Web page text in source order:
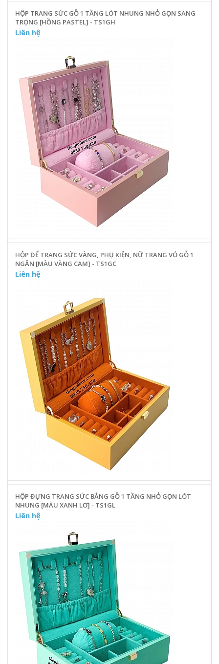
HỘP TRANG SỨC GỖ 1 TẦNG LÓT NHUNG NHỎ GỌN SANG
TRỌNG [HỒNG PASTEL] - TS1GH
Liên hệ
HỘP ĐỂ TRANG SỨC VÀNG, PHỤ KIỆN, NỮ TRANG VỎ GỖ 1
NGĂN [MÀU VÀNG CAM] - TS1GC
Liên hệ
HỘP ĐỰNG TRANG SỨC BẰNG GỖ 1 TẦNG NHỎ GỌN LÓT
NHUNG [MÀU XANH LƠ] - TS1GL
Liên hệ